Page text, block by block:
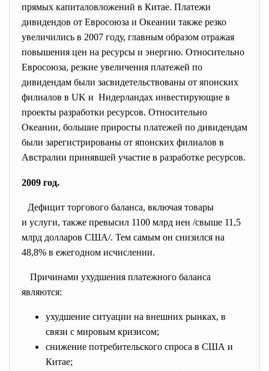
прямых капиталовложений в Китае. Платежи
дивидендов от Евросоюза и Океании также резко
увеличились в 2007 году, главным образом отражая
повышения цен на ресурсы и энергию. Относительно
Евросоюза, резкие увеличения платежей по
дивидендам были засвидетельствованы от японских
филиалов в UK и Нидерландах инвестирующие в
проекты разработки ресурсов. Относительно
Океании, большие приросты платежей по дивидендам
были зарегистрированы от японских филиалов в
Австралии принявшей участие в разработке ресурсов.
2009 год.
Дефицит торгового баланса, включая товары
и услуги, также превысил 1100 млрд иен /свыше 11,5
млрд долларов США/. Тем самым он снизился на
48,8% в ежегодном исчислении.
Причинами ухудшения платежного баланса
являются:
ухудшение ситуации на внешних рынках, в
связи с мировым кризисом;
снижение потребительского спроса в США и
Китае;